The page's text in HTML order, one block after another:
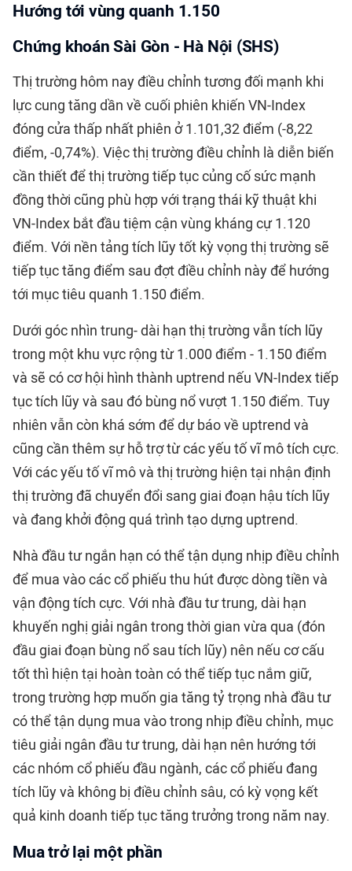
Hướng tới vùng quanh 1.150
Chứng khoán Sài Gòn - Hà Nội (SHS)
Thị trường hôm nay điều chỉnh tương đối mạnh khi
lực cung tăng dần về cuối phiên khiến VN-Index
đóng cửa thấp nhất phiên ở 1.101,32 điểm (-8,22
điểm, -0,74%). Việc thị trường điều chỉnh là diễn biến
cần thiết để thị trường tiếp tục củng cố sức mạnh
đồng thời cũng phù hợp với trạng thái kỹ thuật khi
VN-Index bắt đầu tiệm cận vùng kháng cự 1.120
điểm. Với nền tảng tích lũy tốt kỳ vọng thị trường sẽ
tiếp tục tăng điểm sau đợt điều chỉnh này để hướng
tới mục tiêu quanh 1.150 điểm.
Dưới góc nhìn trung- dài hạn thị trường vẫn tích lũy
trong một khu vực rộng từ 1.000 điểm - 1.150 điểm
và sẽ có cơ hội hình thành uptrend nếu VN-Index tiếp
tục tích lũy và sau đó bùng nổ vượt 1.150 điểm. Tuy
nhiên vẫn còn khá sớm để dự báo về uptrend và
cũng cần thêm sự hỗ trợ từ các yếu tố vĩ mô tích cực.
Với các yếu tố vĩ mô và thị trường hiện tại nhận định
thị trường đã chuyển đổi sang giai đoạn hậu tích lũy
và đang khởi động quá trình tạo dựng uptrend.
Nhà đầu tư ngắn hạn có thể tận dụng nhịp điều chỉnh
để mua vào các cổ phiếu thu hút được dòng tiền và
vận động tích cực. Với nhà đầu tư trung, dài hạn
khuyến nghị giải ngân trong thời gian vừa qua (đón
đầu giai đoạn bùng nổ sau tích lũy) nên nếu cơ cấu
tốt thì hiện tại hoàn toàn có thể tiếp tục nắm giữ,
trong trường hợp muốn gia tăng tỷ trọng nhà đầu tư
có thể tận dụng mua vào trong nhịp điều chỉnh, mục
tiêu giải ngân đầu tư trung, dài hạn nên hướng tới
các nhóm cổ phiếu đầu ngành, các cổ phiếu đang
tích lũy và không bị điều chỉnh sâu, có kỳ vọng kết
quả kinh doanh tiếp tục tăng trưởng trong năm nay.
Mua trở lại một phần